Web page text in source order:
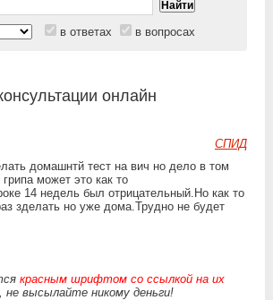
в ответах в вопросах
онлайн
СПИД
домашнтй тест на вич но дело в том
может это как то
14 недель был отрицательный.Но как то
зделать но уже дома.Трудно не будет
красным шрифтом со ссылкой на их
высылайте никому деньги!